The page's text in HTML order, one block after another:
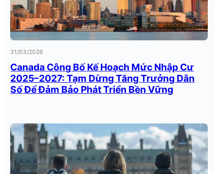
31/03/2026
Canada Công Bố Kế Hoạch Mức Nhập Cư
2025–2027: Tạm Dừng Tăng Trưởng Dân
Số Để Đảm Bảo Phát Triển Bền Vững